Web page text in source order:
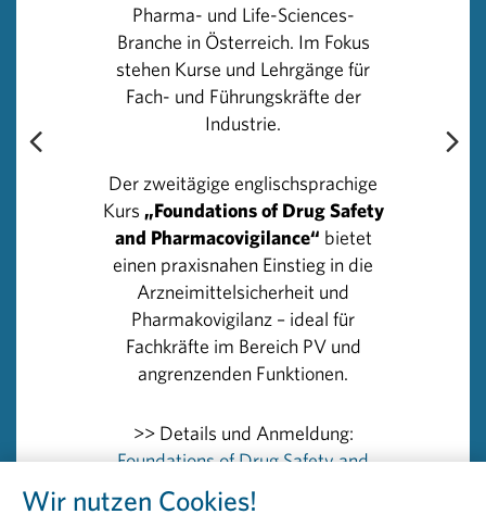
Wissenswertes über Innovationen
PHARMIG-Plattform Innovation
Innovationsbeschleuniger Daten &
Digitalisierung
Weitere Artikel, die Sie interessieren
könnten:
Was bringen innovative Therapien?
Pharma- und Life-Sciences-
Branche in Österreich. Im Fokus
stehen Kurse und Lehrgänge für
Fach- und Führungskräfte der
Industrie.
Der zweitägige englischsprachige
Kurs „Foundations of Drug Safety
and Pharmacovigilance“ bietet
einen praxisnahen Einstieg in die
Arzneimittelsicherheit und
Pharmakovigilanz – ideal für
Fachkräfte im Bereich PV und
angrenzenden Funktionen.
>> Details und Anmeldung:
Foundations of Drug Safety and
Pharmacovigilance
Wir nutzen Cookies!